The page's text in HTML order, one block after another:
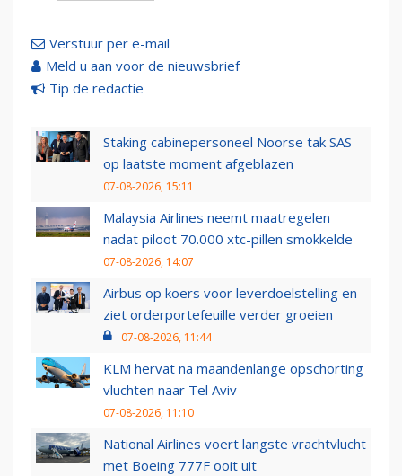
Verstuur per e-mail
Meld u aan voor de nieuwsbrief
Tip de redactie
Staking cabinepersoneel Noorse tak SAS
op laatste moment afgeblazen
07-08-2026, 15:11
Malaysia Airlines neemt maatregelen
nadat piloot 70.000 xtc-pillen smokkelde
07-08-2026, 14:07
Airbus op koers voor leverdoelstelling en
ziet orderportefeuille verder groeien
07-08-2026, 11:44
KLM hervat na maandenlange opschorting
vluchten naar Tel Aviv
07-08-2026, 11:10
National Airlines voert langste vrachtvlucht
met Boeing 777F ooit uit